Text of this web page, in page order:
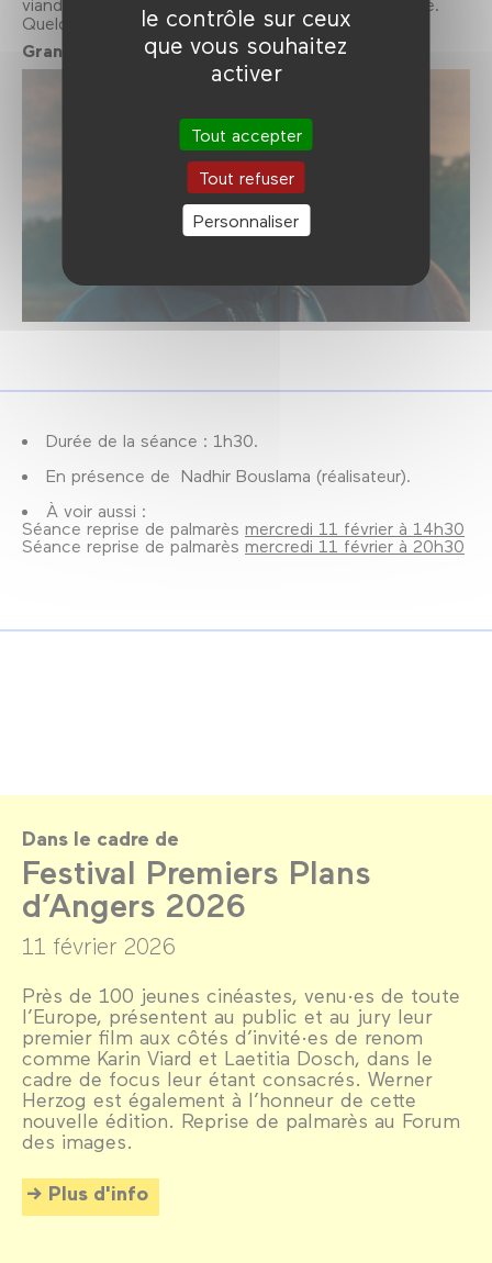
le contrôle sur ceux
que vous souhaitez
activer
Tout accepter
Tout refuser
Personnaliser
Quelque chose qui ravive leurs rêves.
Grand Prix du Jury - Compétition Films d’écoles.
Durée de la séance : 1h30.
En présence de Nadhir Bouslama (réalisateur).
À voir aussi :
Séance reprise de palmarès mercredi 11 février à 14h30
Séance reprise de palmarès mercredi 11 février à 20h30
Dans le cadre de
Festival Premiers Plans
d’Angers 2026
11 février 2026
Près de 100 jeunes cinéastes, venu·es de toute
l’Europe, présentent au public et au jury leur
premier film aux côtés d’invité·es de renom
comme Karin Viard et Laetitia Dosch, dans le
cadre de focus leur étant consacrés. Werner
Herzog est également à l’honneur de cette
nouvelle édition. Reprise de palmarès au Forum
des images.
Plus d'info